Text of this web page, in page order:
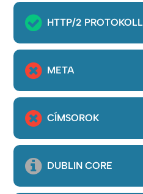
HTTP/2 PROTOKOLL
META
CÍMSOROK
DUBLIN CORE